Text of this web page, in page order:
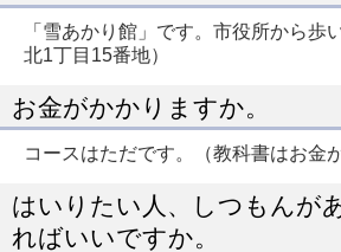
「雪あかり館」です。市役所から歩
北1丁目15番地）
お金がかかりますか。
コースはただです。（教科書はお金
はいりたい人、しつもんが
ればいいですか。